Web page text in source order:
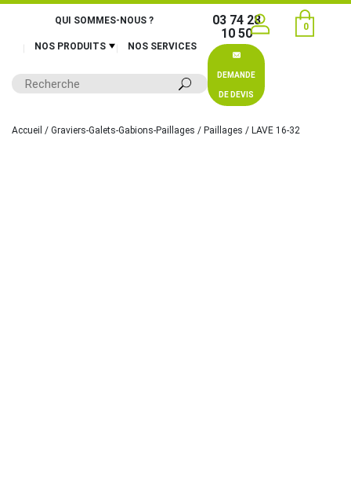
QUI SOMMES-NOUS ?
NOS PRODUITS NOS SERVICES
03 74 28
10 50
DEMANDE
DE DEVIS
0
Accueil / Graviers-Galets-Gabions-Paillages / Paillages / LAVE 16-32